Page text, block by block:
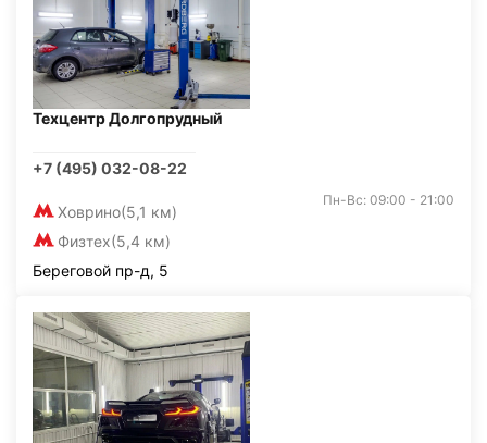
Техцентр Долгопрудный
+7 (495) 032-08-22
Ховрино(5,1 км)
Физтех(5,4 км)
Пн-Вс: 09:00 - 21:00
Береговой пр-д, 5